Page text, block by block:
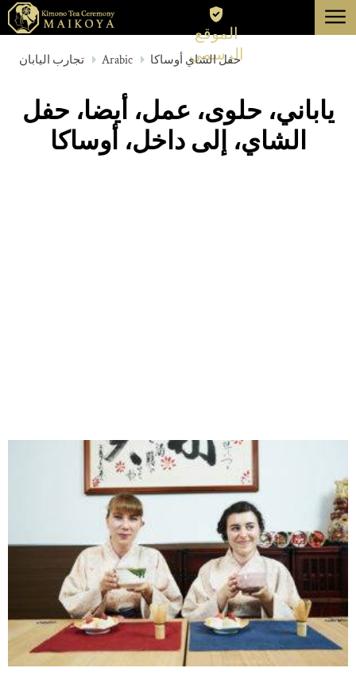
طوكيو
عن
إلغاء
الموقع
الرسمي
menu
تجارب اليابان Arabic حفل الشاي أوساكا
ياباني، حلوى، عمل، أيضا، حفل
الشاي، إلى داخل، أوساكا